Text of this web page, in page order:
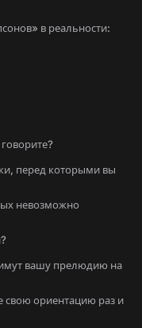
в реальности:
перед которыми вы
невозможно
вашу прелюдию на
свою ориентацию раз и